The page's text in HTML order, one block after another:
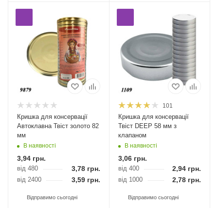
Кришка для консервації
Автоклавна Твіст золото 82
мм
В наявності
3,94 грн.
від 480 3,78грн.
від 2400 3,59грн.
Відправимо сьогодні
101
Кришка для консервації
Твіст DEEP 58 мм з
клапаном
В наявності
3,06грн.
від 400 2,94 грн.
від 1000 2,78 грн.
Відправимо сьогодні